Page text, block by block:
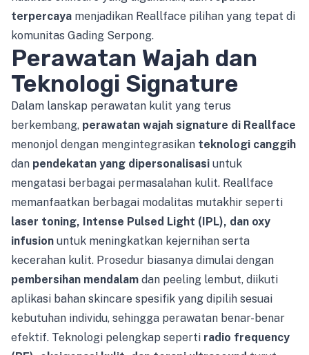
terpercaya menjadikan Reallface pilihan yang tepat di
komunitas Gading Serpong.
Perawatan Wajah dan
Teknologi Signature
Dalam lanskap perawatan kulit yang terus
berkembang, perawatan wajah signature di Reallface
menonjol dengan mengintegrasikan teknologi canggih
dan pendekatan yang dipersonalisasi untuk
mengatasi berbagai permasalahan kulit. Reallface
memanfaatkan berbagai modalitas mutakhir seperti
laser toning, Intense Pulsed Light (IPL), dan oxy
infusion untuk meningkatkan kejernihan serta
kecerahan kulit. Prosedur biasanya dimulai dengan
pembersihan mendalam dan peeling lembut, diikuti
aplikasi bahan skincare spesifik yang dipilih sesuai
kebutuhan individu, sehingga perawatan benar-benar
efektif. Teknologi pelengkap seperti radio frequency